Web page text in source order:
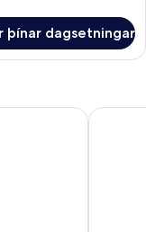
þínar dagsetningar
STG